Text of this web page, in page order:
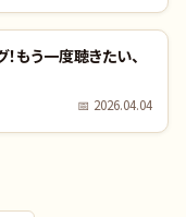
もう一度聴きたい、
📅 2026.04.04